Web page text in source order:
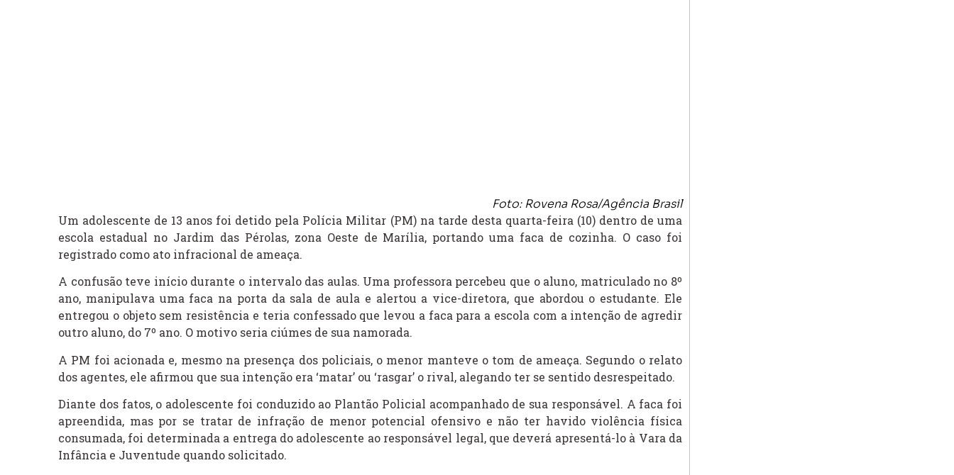
Foto: Rovena Rosa/Agência Brasil
Um adolescente de 13 anos foi detido pela Polícia Militar (PM) na tarde desta quarta-feira (10) dentro de uma
escola estadual no Jardim das Pérolas, zona Oeste de Marília, portando uma faca de cozinha. O caso foi
registrado como ato infracional de ameaça.
A confusão teve início durante o intervalo das aulas. Uma professora percebeu que o aluno, matriculado no 8º
ano, manipulava uma faca na porta da sala de aula e alertou a vice-diretora, que abordou o estudante. Ele
entregou o objeto sem resistência e teria confessado que levou a faca para a escola com a intenção de agredir
outro aluno, do 7º ano. O motivo seria ciúmes de sua namorada.
A PM foi acionada e, mesmo na presença dos policiais, o menor manteve o tom de ameaça. Segundo o relato
dos agentes, ele afirmou que sua intenção era ‘matar’ ou ‘rasgar’ o rival, alegando ter se sentido desrespeitado.
Diante dos fatos, o adolescente foi conduzido ao Plantão Policial acompanhado de sua responsável. A faca foi
apreendida, mas por se tratar de infração de menor potencial ofensivo e não ter havido violência física
consumada, foi determinada a entrega do adolescente ao responsável legal, que deverá apresentá-lo à Vara da
Infância e Juventude quando solicitado.